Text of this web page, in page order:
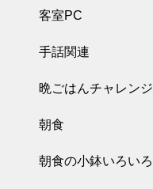
客室PC
手話関連
晩ごはんチャレンジ
朝食
朝食の小鉢いろいろ